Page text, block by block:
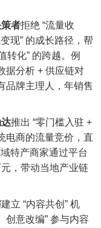
者拒绝 “流量收
现” 的成长路径，帮
转化” 的跨越。例
据分析 + 供应链对
品牌主理人，年销售
推出 “零门槛入驻 +
电商的流量竞价，直
特产商家通过平台
，带动当地产业链
建立 “内容共创” 机
创意改编” 参与内容